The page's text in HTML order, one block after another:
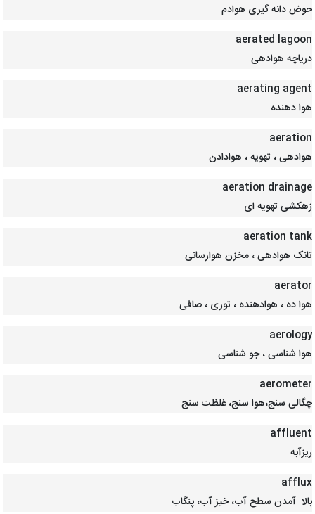
حوض دانه گیری هوادم
aerated lagoon
دریاچه هوادهی
aerating agent
هوا دهنده
aeration
هوادهی ، تهویه ، هوادادن
aeration drainage
زهکشی تهویه ای
aeration tank
تانک هوادهی ، مخزن هوارسانی
aerator
هوا ده ، هوادهنده ، توری ، صافی
aerology
هوا شناسی ، جو شناسی
aerometer
چگالی سنج،هوا سنج، غلظت سنج
affluent
ریزآبه
afflux
بالا آمدن سطح آب، خیز آب، پنگاب